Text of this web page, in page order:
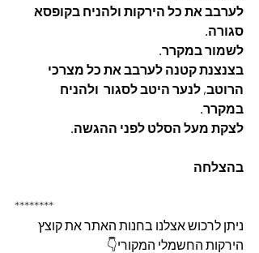
לערבב את כל הירקות ולהניח בקופסא
סגורה.
לשמור במקרר.
בצנצנת קטנה לערבב את כל מצרכי
הרוטב, לנער היטב לסגור  ולהניח
במקרר.
לצקת מעל הסלט לפני ההגשה.
בהצלחה
********
ניתן לרכוש אצלנו בחנות האתר את קוצץ
הירקות החשמלי המקורי👇